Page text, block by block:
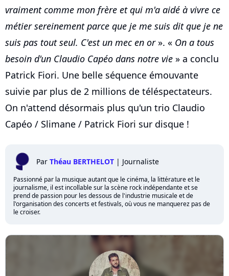
vraiment comme mon frère et qui m'a aidé à vivre ce
métier sereinement parce que je me suis dit que je ne
suis pas tout seul. C'est un mec en or». « On a tous
besoin d'un Claudio Capéo dans notre vie » a conclu
Patrick Fiori. Une belle séquence émouvante
suivie par plus de 2 millions de téléspectateurs.
On n'attend désormais plus qu'un trio Claudio
Capéo / Slimane / Patrick Fiori sur disque !
Par Théau BERTHELOT | Journaliste
Passionné par la musique autant que le cinéma, la littérature et le
journalisme, il est incollable sur la scène rock indépendante et se
prend de passion pour les dessous de l'industrie musicale et de
l'organisation des concerts et festivals, où vous ne manquerez pas de
le croiser.